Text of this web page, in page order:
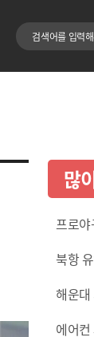
검색어
많
프로
북항
해운대
에어